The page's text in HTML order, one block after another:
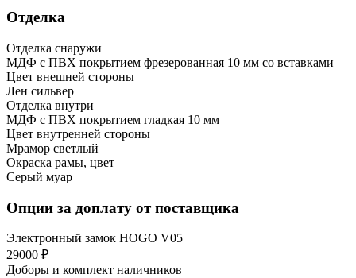
Отделка
Отделка снаружи
МДФ с ПВХ покрытием фрезерованная 10 мм со вставками
Цвет внешней стороны
Лен сильвер
Отделка внутри
МДФ с ПВХ покрытием гладкая 10 мм
Цвет внутренней стороны
Мрамор светлый
Окраска рамы, цвет
Серый муар
Опции за доплату от поставщика
Электронный замок HOGO V05
29000 ₽
Доборы и комплект наличников